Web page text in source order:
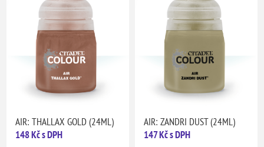
AIR: THALLAX GOLD (24ML)
148 Kč s DPH
AIR: ZANDRI DUST (24ML)
147 Kč s DPH